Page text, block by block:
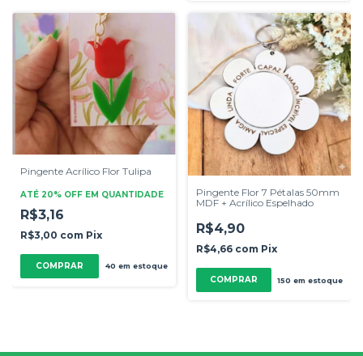
Pingente Acrílico Flor Tulipa
ATÉ 20% OFF EM QUANTIDADE
R$3,16
R$3,00 com Pix
COMPRAR 40 em estoque
Pingente Flor 7 Pétalas 50mm
MDF + Acrílico Espelhado
R$4,90
R$4,66 com Pix
COMPRAR 150 em estoque